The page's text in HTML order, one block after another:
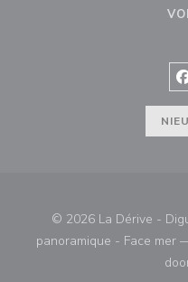
© 2026 La Dérive -
panoramique - Face mer